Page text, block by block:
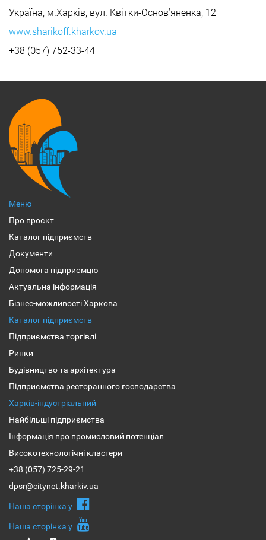
Україна, м.Харків, вул. Квітки-Основ'яненка, 12
www.sharikoff.kharkov.ua
+38 (057) 752-33-44
Меню
Про проєкт
Каталог підприємств
Документи
Допомога підприємцю
Актуальна інформація
Бізнес-можливості Харкова
Каталог підприємств
Підприємства торгівлі
Ринки
Будівництво та архітектура
Підприємства ресторанного господарства
Харків-індустріальний
Найбільші підприємства
Інформація про промисловий потенціал
Високотехнологічні кластери
+38 (057) 725-29-21
dpsr@citynet.kharkiv.ua
Наша сторiнка у
Наша сторiнка у